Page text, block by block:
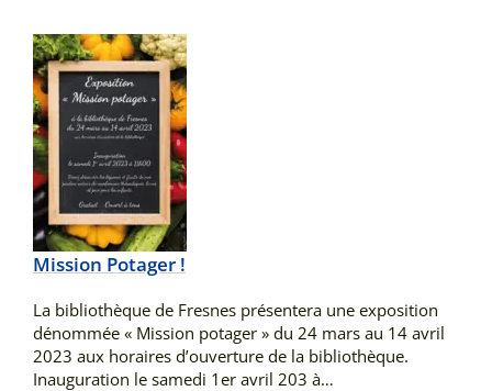
Mission Potager !
La bibliothèque de Fresnes présentera une exposition
dénommée « Mission potager » du 24 mars au 14 avril
2023 aux horaires d’ouverture de la bibliothèque.
Inauguration le samedi 1er avril 203 à…